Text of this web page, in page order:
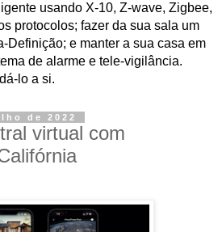
usando X-10, Z-wave, Zigbee,
protocolos; fazer da sua sala um
Definição; e manter a sua casa em
de alarme e tele-vigilância.
lo a si.
de 2022
virtual com